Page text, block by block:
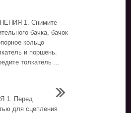
1. Снимите
бачка, бачок
кольцо
и поршень.
толкатель ...
1. Перед
для сцепления